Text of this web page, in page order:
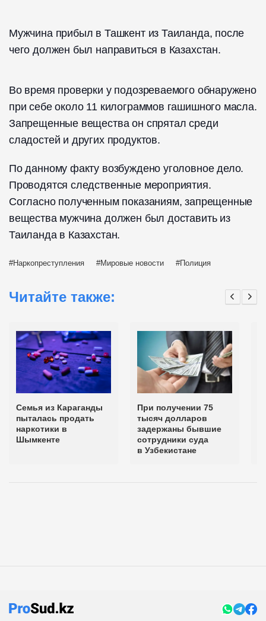
Мужчина прибыл в Ташкент из Таиланда, после
чего должен был направиться в Казахстан.
Во время проверки у подозреваемого обнаружено
при себе около 11 килограммов гашишного масла.
Запрещенные вещества он спрятал среди
сладостей и других продуктов.
По данному факту возбуждено уголовное дело.
Проводятся следственные мероприятия.
Согласно полученным показаниям, запрещенные
вещества мужчина должен был доставить из
Таиланда в Казахстан.
Наркопреступления Мировые новости Полиция
Читайте также:
Семья из Караганды
пыталась продать
наркотики в
Шымкенте
При получении 75
тысяч долларов
задержаны бывшие
сотрудники суда
в Узбекистане